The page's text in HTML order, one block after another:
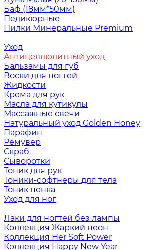
Баф (18мм*50мм)
Педикюрные
Пилки Минеральные Premium
Уход
Антицеллюлитный уход
Бальзамы для губ
Воски для ногтей
Жидкости
Крема для рук
Масла для кутикулы
Массажные свечи
Натуральный уход Golden Honey
Парафин
Ремувер
Скраб
Сыворотки
Тоник для рук
Тоники-софтнеры для тела
Тоник пенка
Уход для ног
Лаки для ногтей без лампы
Коллекция Жаркий неон
Коллекция Her Soft Power
Коллекция Happy New Year